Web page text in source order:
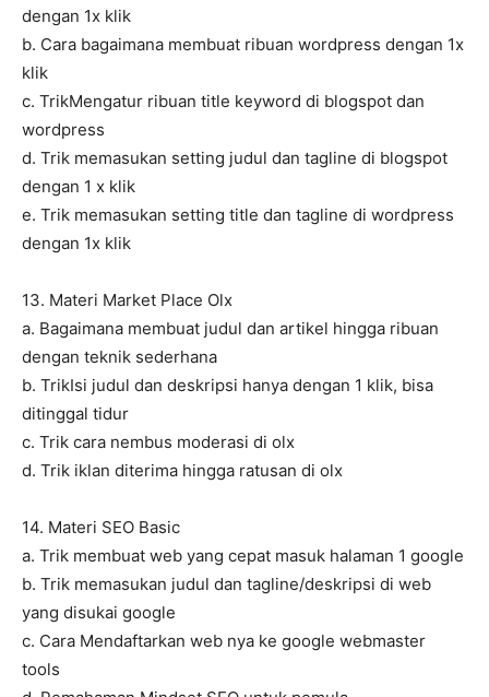
dengan 1x klik
b. Cara bagaimana membuat ribuan wordpress dengan 1x
klik
c. TrikMengatur ribuan title keyword di blogspot dan
wordpress
d. Trik memasukan setting judul dan tagline di blogspot
dengan 1 x klik
e. Trik memasukan setting title dan tagline di wordpress
dengan 1x klik
13. Materi Market Place Olx
a. Bagaimana membuat judul dan artikel hingga ribuan
dengan teknik sederhana
b. TrikIsi judul dan deskripsi hanya dengan 1 klik, bisa
ditinggal tidur
c. Trik cara nembus moderasi di olx
d. Trik iklan diterima hingga ratusan di olx
14. Materi SEO Basic
a. Trik membuat web yang cepat masuk halaman 1 google
b. Trik memasukan judul dan tagline/deskripsi di web
yang disukai google
c. Cara Mendaftarkan web nya ke google webmaster
tools